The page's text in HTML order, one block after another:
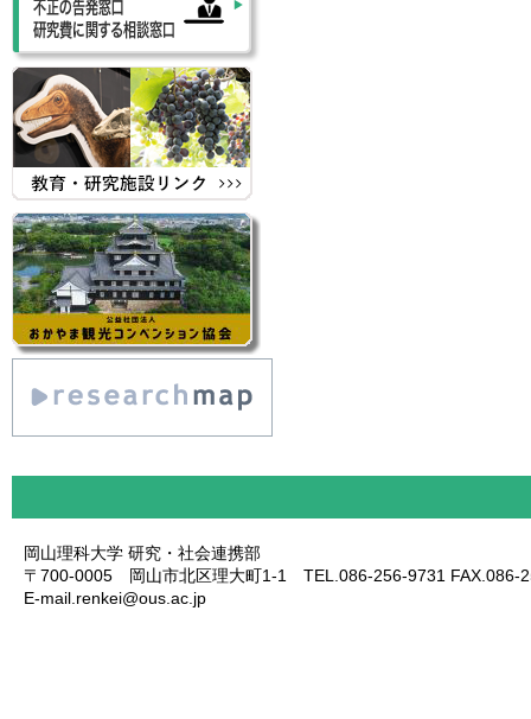
岡山理科大学 研究・社会連携部
〒700-0005 岡山市北区理大町1-1 TEL.086-256-9731 FAX.086-
E-mail.renkei@ous.ac.jp